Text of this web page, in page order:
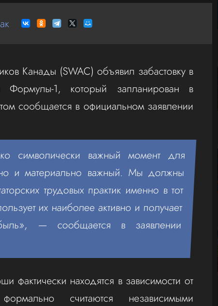
Канады (SWAC) объявил забастовку в
1, который запланирован в
сообщается в официальном заявлении
символически важный момент для
но и материально важный. Мы должны
трудовых практик именно в тот
их наиболее активно и получает
— сообщается в заявлении
фактически находятся в зависимости от
считаются независимыми